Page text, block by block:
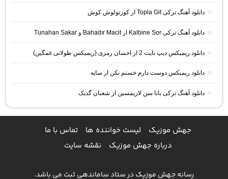
دانلود آهنگ ترکی Topla Git از کورتولوش کوش
دانلود آهنگ ترکی Kalbine Sor از Bahadır Macit و Tunahan Sakar
دانلود ریمیکس دیپ نایت 2 از احسان رمزی (ریمیکس طولانی غمگین)
دانلود ریمیکس دوست دارم خستم نکن از سایه
دانلود آهنگ ترکی بانا سن لازیمسین از شعبان گدیک
جهش موزیک لیست خواننده ها
تماس با ما
درباره جهش موزیک
نقشه سایت
رسانه جهش موزیک در ستاد ساماندهی ثبت می باشد.